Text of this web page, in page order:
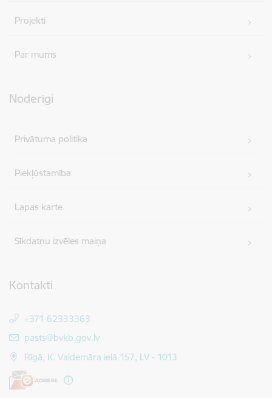
Projekti
Par mums
Noderīgi
Privātuma politika
Piekļūstamība
Lapas karte
Sīkdatņu izvēles maiņa
Kontakti
+371 62333363
E-pasts:
pasts@bvkb.gov.lv
Rīgā, K. Valdemāra ielā 157, LV - 1013